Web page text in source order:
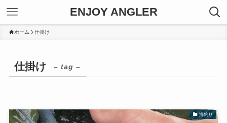
ENJOY ANGLER
ホーム 仕掛け
仕掛け – tag –
海釣り